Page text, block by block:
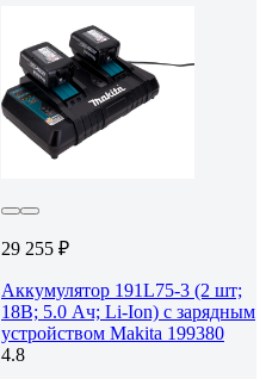
29 255 ₽
Аккумулятор 191L75-3 (2 шт;
18В; 5.0 Ач; Li-Ion) с зарядным
устройством Makita 199380
4.8